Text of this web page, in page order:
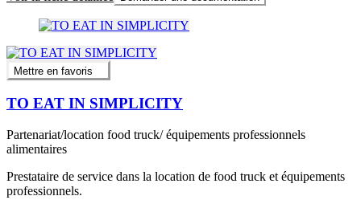
Mettre en favoris
TO EAT IN SIMPLICITY
Partenariat/location food truck/ équipements professionnels
alimentaires
Prestataire de service dans la location de food truck et équipements
professionnels.